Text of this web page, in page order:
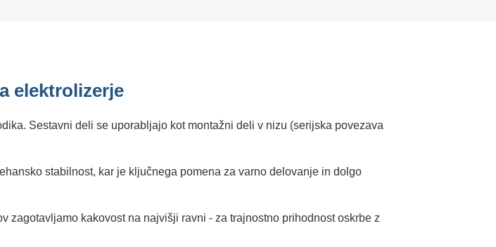
elektrolizerje
Sestavni deli se uporabljajo kot montažni deli v nizu (serijska povezava
stabilnost, kar je ključnega pomena za varno delovanje in dolgo
kakovost na najvišji ravni - za trajnostno prihodnost oskrbe z